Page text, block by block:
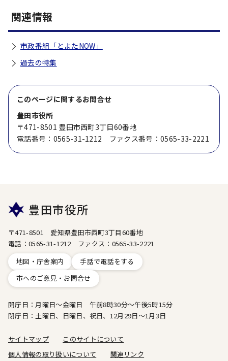
関連情報
市政番組「とよたNOW」
過去の特集
このページに関するお問合せ
豊田市役所
〒471-8501 豊田市西町3丁目60番地
電話番号：0565-31-1212 ファクス番号：0565-33-2221
豊田市役所
〒471-8501 愛知県豊田市西町3丁目60番地
電話：0565-31-1212 ファクス：0565-33-2221
地図・庁舎案内
手話で電話をする
市へのご意見・お問合せ
開庁日：月曜日～金曜日 午前8時30分～午後5時15分
閉庁日：土曜日、日曜日、祝日、12月29日～1月3日
サイトマップ
このサイトについて
個人情報の取り扱いについて
関連リンク